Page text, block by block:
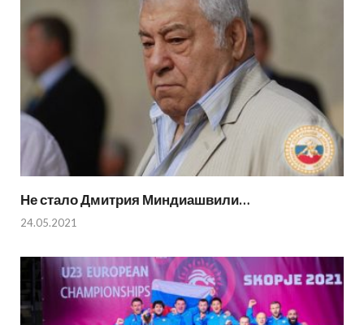
Не стало Дмитрия Миндиашвили…
24.05.2021